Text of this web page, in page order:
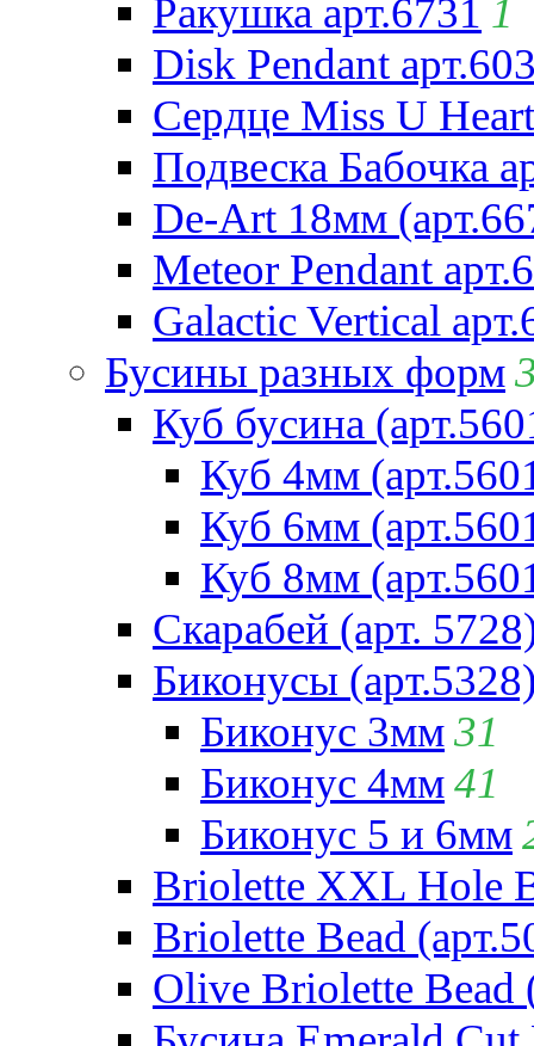
Ракушка арт.6731 1
Disk Pendant
Сердце Miss U
Подвеска Бабочка
De-Art 18мм
Meteor Pendant
Galactic Vertical
Бусины разных форм
Куб бусина
Куб 4мм
Куб 6мм
Куб 8мм
Скарабей (арт.
Биконусы
Биконус 3мм31
Биконус 4мм41
Биконус 5 и 6мм
Briolette XXL Hole
Briolette Bead
Olive Briolette Bead